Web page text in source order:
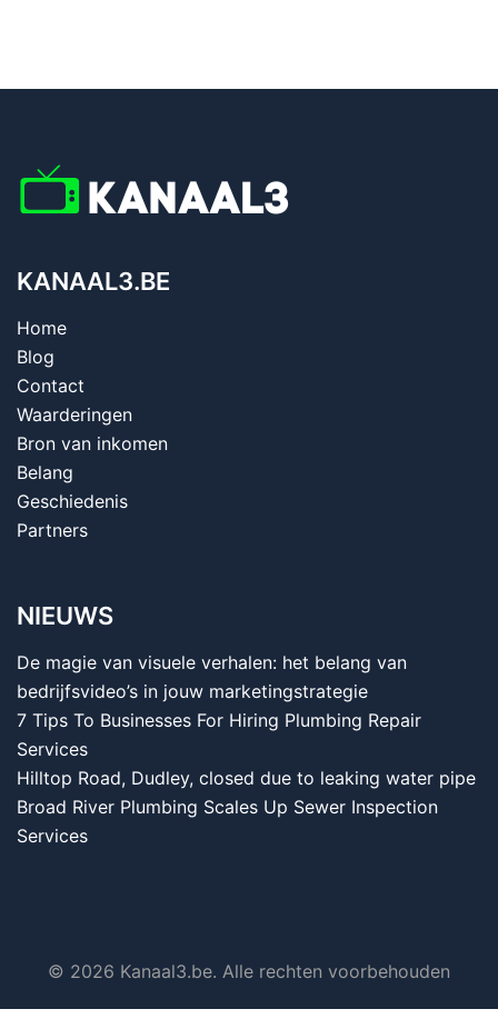
KANAAL3.BE
Home
Blog
Contact
Waarderingen
Bron van inkomen
Belang
Geschiedenis
Partners
NIEUWS
De magie van visuele verhalen: het belang van
bedrijfsvideo’s in jouw marketingstrategie
7 Tips To Businesses For Hiring Plumbing Repair
Services
Hilltop Road, Dudley, closed due to leaking water pipe
Broad River Plumbing Scales Up Sewer Inspection
Services
© 2026 Kanaal3.be. Alle rechten voorbehouden